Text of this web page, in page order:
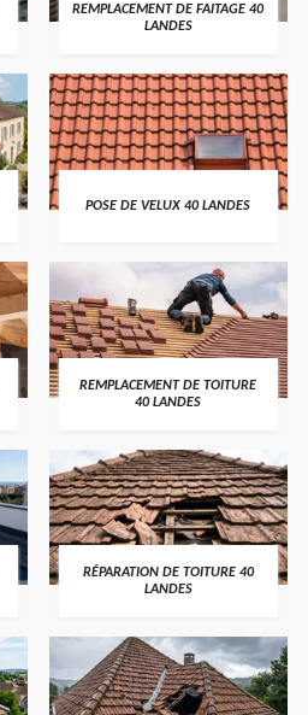
REMPLACEMENT DE FAITAGE 40
LANDES
POSE DE VELUX 40 LANDES
REMPLACEMENT DE TOITURE
40 LANDES
RÉPARATION DE TOITURE 40
LANDES